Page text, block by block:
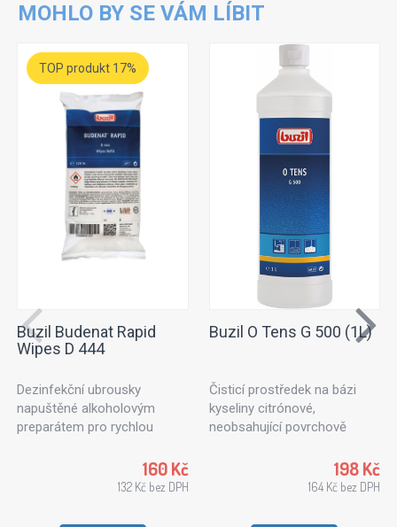
MOHLO BY SE VÁM LÍBIT
TOP produkt 17%
Buzil Budenat Rapid
Wipes D 444
Dezinfekční ubrousky
napuštěné alkoholovým
preparátem pro rychlou
utěrky vhodné pro použití v
potravinářském průmyslu,
160 Kč
132 Kč bez DPH
Buzil O Tens G 500 (1L)
Čisticí prostředek na bázi
kyseliny citrónové,
neobsahující povrchově
ošetřování textilních ploch
nebo čalouněného nábytku.
198 Kč
164 Kč bez DPH